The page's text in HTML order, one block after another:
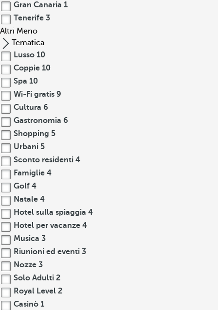
Gran Canaria 1
Tenerife 3
Altri Meno
Tematica
Lusso 10
Coppie 10
Spa 10
Wi-Fi gratis 9
Cultura 6
Gastronomia 6
Shopping 5
Urbani 5
Sconto residenti 4
Famiglie 4
Golf 4
Natale 4
Hotel sulla spiaggia 4
Hotel per vacanze 4
Musica 3
Riunioni ed eventi 3
Nozze 3
Solo Adulti 2
Royal Level 2
Casinò 1